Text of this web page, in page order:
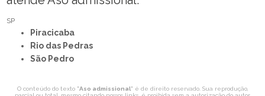
SP
Piracicaba
Rio das Pedras
São Pedro
O conteúdo do texto "Aso admissional" é de direito reservado. Sua reprodução,